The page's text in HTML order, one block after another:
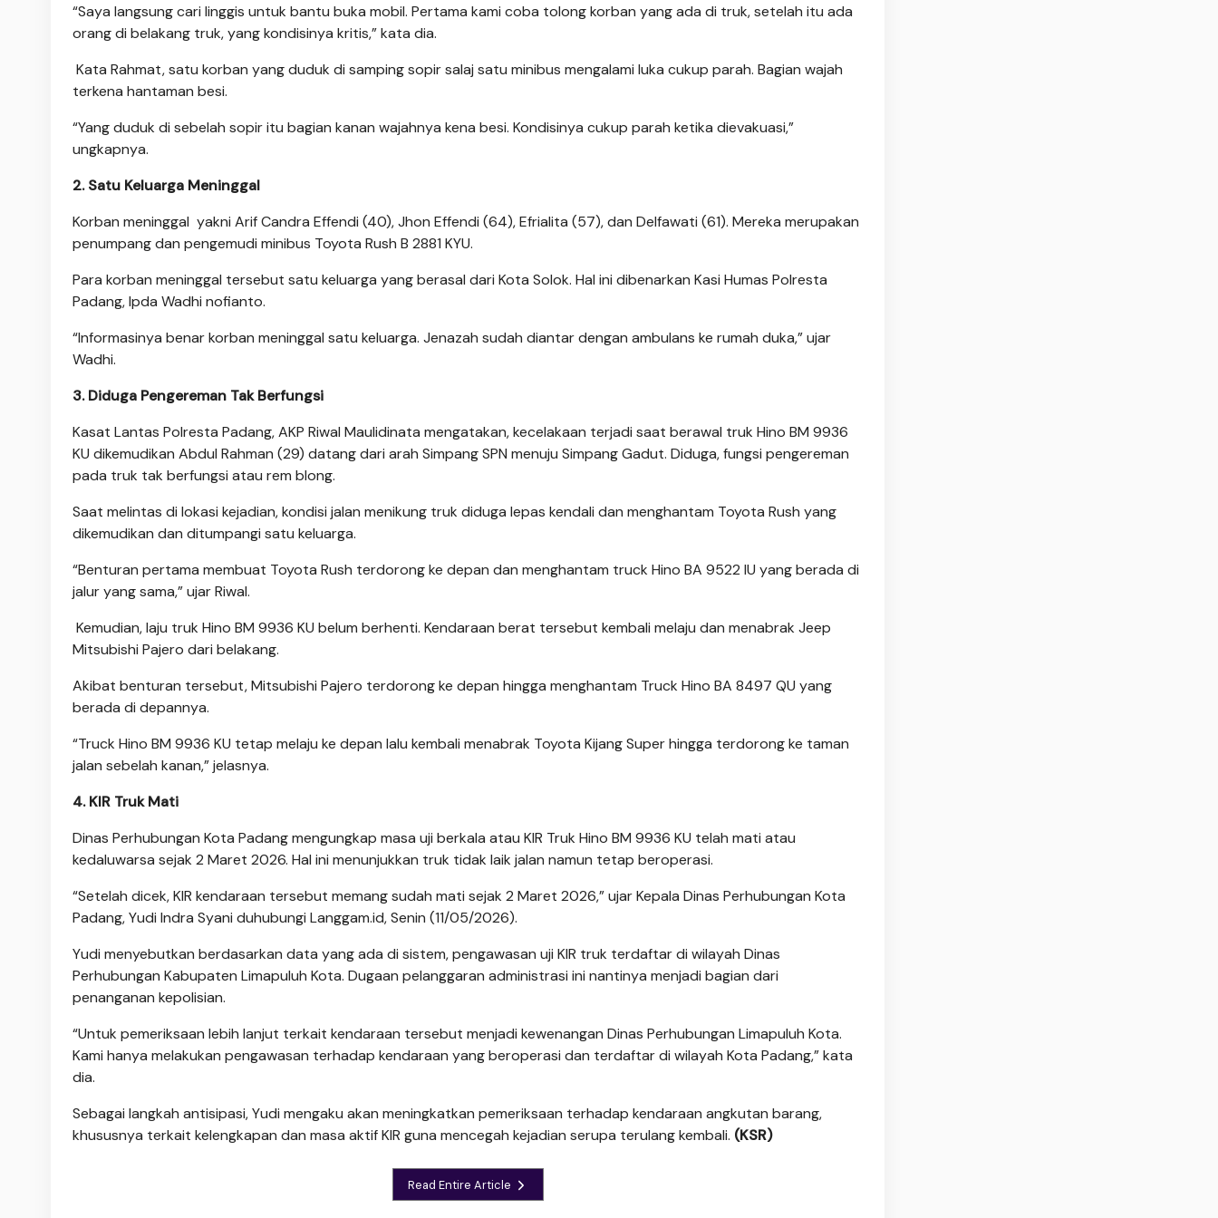
“Saya langsung cari linggis untuk bantu buka mobil. Pertama kami coba tolong korban yang ada di truk, setelah itu ada
orang di belakang truk, yang kondisinya kritis,” kata dia.
Kata Rahmat, satu korban yang duduk di samping sopir salaj satu minibus mengalami luka cukup parah. Bagian wajah
terkena hantaman besi.
“Yang duduk di sebelah sopir itu bagian kanan wajahnya kena besi. Kondisinya cukup parah ketika dievakuasi,”
ungkapnya.
2. Satu Keluarga Meninggal
Korban meninggal yakni Arif Candra Effendi (40), Jhon Effendi (64), Efrialita (57), dan Delfawati (61). Mereka merupakan
penumpang dan pengemudi minibus Toyota Rush B 2881 KYU.
Para korban meninggal tersebut satu keluarga yang berasal dari Kota Solok. Hal ini dibenarkan Kasi Humas Polresta
Padang, Ipda Wadhi nofianto.
“Informasinya benar korban meninggal satu keluarga. Jenazah sudah diantar dengan ambulans ke rumah duka,” ujar
Wadhi.
3. Diduga Pengereman Tak Berfungsi
Kasat Lantas Polresta Padang, AKP Riwal Maulidinata mengatakan, kecelakaan terjadi saat berawal truk Hino BM 9936
KU dikemudikan Abdul Rahman (29) datang dari arah Simpang SPN menuju Simpang Gadut. Diduga, fungsi pengereman
pada truk tak berfungsi atau rem blong.
Saat melintas di lokasi kejadian, kondisi jalan menikung truk diduga lepas kendali dan menghantam Toyota Rush yang
dikemudikan dan ditumpangi satu keluarga.
“Benturan pertama membuat Toyota Rush terdorong ke depan dan menghantam truck Hino BA 9522 IU yang berada di
jalur yang sama,” ujar Riwal.
Kemudian, laju truk Hino BM 9936 KU belum berhenti. Kendaraan berat tersebut kembali melaju dan menabrak Jeep
Mitsubishi Pajero dari belakang.
Akibat benturan tersebut, Mitsubishi Pajero terdorong ke depan hingga menghantam Truck Hino BA 8497 QU yang
berada di depannya.
“Truck Hino BM 9936 KU tetap melaju ke depan lalu kembali menabrak Toyota Kijang Super hingga terdorong ke taman
jalan sebelah kanan,” jelasnya.
4. KIR Truk Mati
Dinas Perhubungan Kota Padang mengungkap masa uji berkala atau KIR Truk Hino BM 9936 KU telah mati atau
kedaluwarsa sejak 2 Maret 2026. Hal ini menunjukkan truk tidak laik jalan namun tetap beroperasi.
“Setelah dicek, KIR kendaraan tersebut memang sudah mati sejak 2 Maret 2026,” ujar Kepala Dinas Perhubungan Kota
Padang, Yudi Indra Syani duhubungi Langgam.id, Senin (11/05/2026).
Yudi menyebutkan berdasarkan data yang ada di sistem, pengawasan uji KIR truk terdaftar di wilayah Dinas
Perhubungan Kabupaten Limapuluh Kota. Dugaan pelanggaran administrasi ini nantinya menjadi bagian dari
penanganan kepolisian.
“Untuk pemeriksaan lebih lanjut terkait kendaraan tersebut menjadi kewenangan Dinas Perhubungan Limapuluh Kota.
Kami hanya melakukan pengawasan terhadap kendaraan yang beroperasi dan terdaftar di wilayah Kota Padang,” kata
dia.
Sebagai langkah antisipasi, Yudi mengaku akan meningkatkan pemeriksaan terhadap kendaraan angkutan barang,
khususnya terkait kelengkapan dan masa aktif KIR guna mencegah kejadian serupa terulang kembali. (KSR)
Read Entire Article